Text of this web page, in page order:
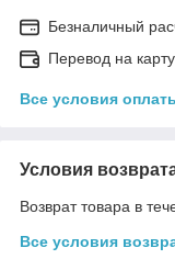
Безналичный
Перевод на
Все условия
Условия
Возврат товара в
Все условия